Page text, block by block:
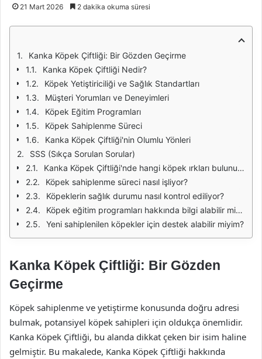
21 Mart 2026 2 dakika okuma süresi
Kanka Köpek Çiftliği: Bir Gözden Geçirme
Kanka Köpek Çiftliği Nedir?
Köpek Yetiştiriciliği ve Sağlık Standartları
Müşteri Yorumları ve Deneyimleri
Köpek Eğitim Programları
Köpek Sahiplenme Süreci
Kanka Köpek Çiftliği'nin Olumlu Yönleri
SSS (Sıkça Sorulan Sorular)
Kanka Köpek Çiftliği'nde hangi köpek ırkları bulunuyor?
Köpek sahiplenme süreci nasıl işliyor?
Köpeklerin sağlık durumu nasıl kontrol ediliyor?
Köpek eğitim programları hakkında bilgi alabilir miyim?
Yeni sahiplenilen köpekler için destek alabilir miyim?
Kanka Köpek Çiftliği: Bir Gözden
Geçirme
Köpek sahiplenme ve yetiştirme konusunda doğru adresi
bulmak, potansiyel köpek sahipleri için oldukça önemlidir.
Kanka Köpek Çiftliği, bu alanda dikkat çeken bir isim haline
gelmiştir. Bu makalede, Kanka Köpek Çiftliği hakkında